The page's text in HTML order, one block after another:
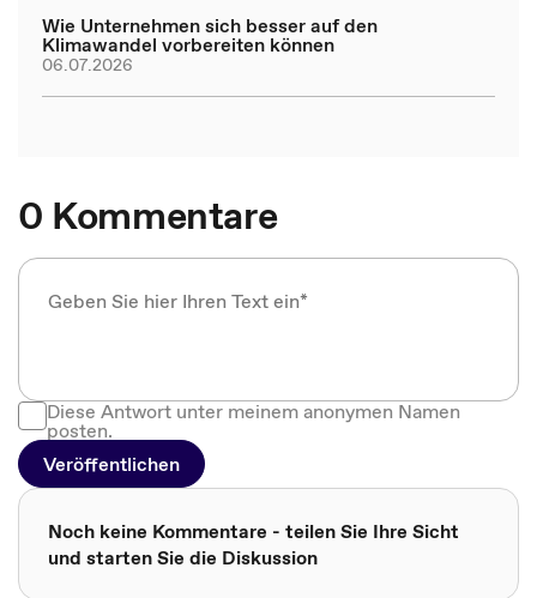
Wie Unternehmen sich besser auf den
Klimawandel vorbereiten können
06.07.2026
0 Kommentare
Diese Antwort unter meinem anonymen Namen
posten.
Veröffentlichen
Noch keine Kommentare - teilen Sie Ihre Sicht
und starten Sie die Diskussion